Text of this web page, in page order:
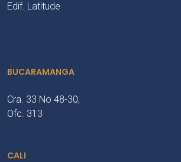
Edif. Latitude
BUCARAMANGA
Cra. 33 No 48-30,
Ofc. 313
CALI